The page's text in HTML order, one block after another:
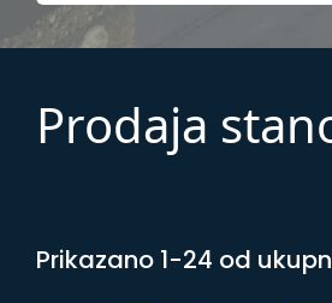
Prodaja
Prikazano 1-24 od